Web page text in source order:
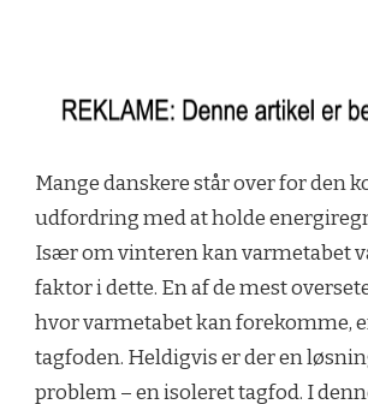
Mange danskere står over for den
udfordring med at holde
Især om vinteren kan varmetabet
faktor i dette. En af de mest
hvor varmetabet kan forekomme,
tagfoden. Heldigvis er der en
problem – en isoleret tagfod. I